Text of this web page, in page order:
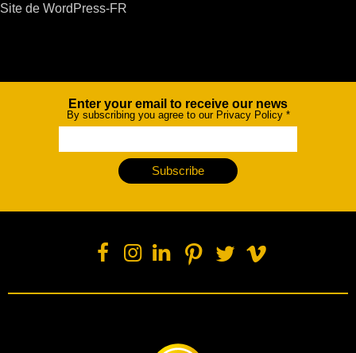
Site de WordPress-FR
NewsletterEnter your email to receive our news
By subscribing you agree to our Privacy Policy *
Subscribe